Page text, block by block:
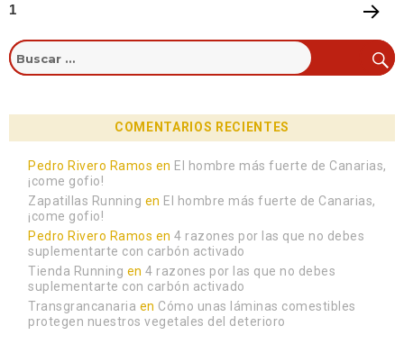
1
PRÓXI
PÁGIN
COMENTARIOS RECIENTES
Pedro Rivero Ramos en El hombre más fuerte de Canarias,
¡come gofio!
Zapatillas Running en El hombre más fuerte de Canarias,
¡come gofio!
Pedro Rivero Ramos en4 razones por las que no debes
suplementarte con carbón activado
Tienda Running en4 razones por las que no debes
suplementarte con carbón activado
Transgrancanaria en Cómo unas láminas comestibles
protegen nuestros vegetales del deterioro